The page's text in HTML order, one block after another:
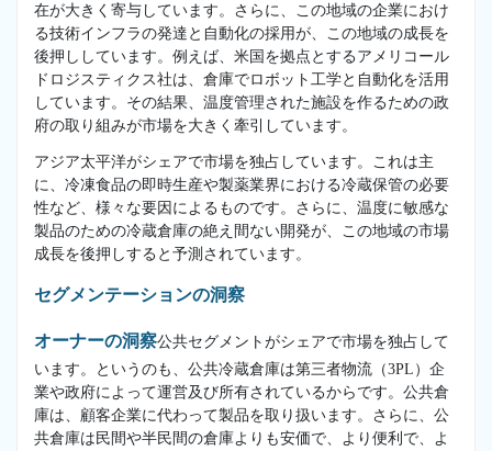
在が大きく寄与しています。さらに、この地域の企業におけ
る技術インフラの発達と自動化の採用が、この地域の成長を
後押ししています。例えば、米国を拠点とするアメリコール
ドロジスティクス社は、倉庫でロボット工学と自動化を活用
しています。その結果、温度管理された施設を作るための政
府の取り組みが市場を大きく牽引しています。
アジア太平洋がシェアで市場を独占しています。これは主
に、冷凍食品の即時生産や製薬業界における冷蔵保管の必要
性など、様々な要因によるものです。さらに、温度に敏感な
製品のための冷蔵倉庫の絶え間ない開発が、この地域の市場
成長を後押しすると予測されています。
セグメンテーションの洞察
オーナーの洞察公共セグメントがシェアで市場を独占して
います。というのも、公共冷蔵倉庫は第三者物流（3PL）企
業や政府によって運営及び所有されているからです。公共倉
庫は、顧客企業に代わって製品を取り扱います。さらに、公
共倉庫は民間や半民間の倉庫よりも安価で、より便利で、よ